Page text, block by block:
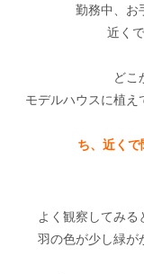
勤務中、お
近く
どこ
モデルハウスに植え
ち、近く
よく観察してみる
羽の色が少し緑が